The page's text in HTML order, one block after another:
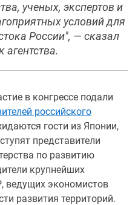
ученых, экспертов и
условий для
России", — сказал
агентства.
в конгрессе подали
российского
гости из Японии,
представители
по развитию
крупнейших
ведущих экономистов
развития территорий.